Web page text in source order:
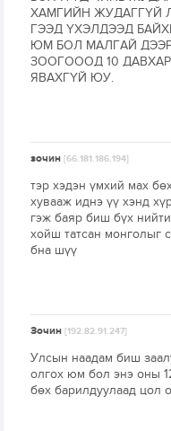
ХАМГИЙН ЖУДАГГҮЙ
ГЭЭД ҮХЭЛДЭЭД
ЮМ БОЛ МАЛГАЙ
ЗООГОООД 10
ЯВАХГҮЙ ЮУ.
зочин[66.181.186.194]
тэр хэдэн үмхий мах
хувааж иднэ үү хэнд
гэж баяр биш бүх
хойш татсан монголыг
бна шүү
Зочин[192.82.91.247]
Улсын наадам биш
олгох юм бол энэ оны
бөх барилдуулаад цол